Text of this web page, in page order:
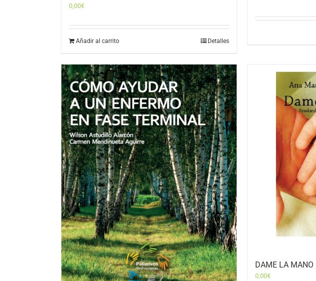
0,00€
Añadir al carrito Detalles
DAME LA MANO
0,00€